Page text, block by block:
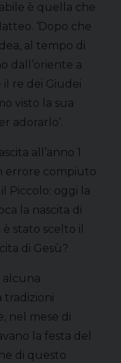
è quella che
‘Dopo che
al tempo di
dall’oriente a
il re dei Giudei
visto la sua
adorarlo’.
all’anno 1
errore compiuto
Piccolo: oggi la
la nascita di
stato scelto il
di Gesù?
alcuna
tradizioni
nel mese di
la festa del
di questo